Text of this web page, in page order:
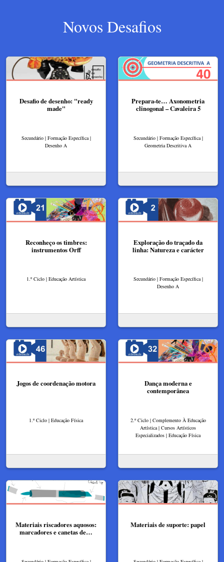
Novos Desafios
Desafio de desenho: "ready
made"
Secundário | Formação Específica |
Desenho A
Prepara-te… Axonometria
clinogonal – Cavaleira 5
Secundário | Formação Específica |
Geometria Descritiva A
Reconheço os timbres:
instrumentos Orff
1.º Ciclo | Educação Artística
Exploração do traçado da
linha: Natureza e carácter
Secundário | Formação Específica |
Desenho A
Jogos de coordenação motora
1.º Ciclo | Educação Física
Dança moderna e
contemporânea
2.º Ciclo | Complemento À Educação
Artística | Cursos Artísticos
Especializados | Educação Física
Materiais riscadores aquosos:
marcadores e canetas de…
Materiais de suporte: papel